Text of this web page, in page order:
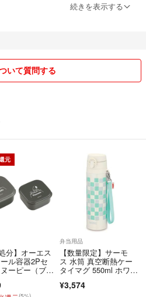
更は承っておりません。
価前にご連絡ください。誠実に対応い
ます。
ございました🌷
ます。
続きを表示する
いて質問する
元
分】オーエス
ル容器2Pセ
ーピー（ブラ
弁当用品
【数量限定】サーモ
ス 水筒 真空断熱ケー
タイマグ 550ml ホワイ
¥3,574